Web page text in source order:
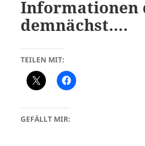
Informationen
demnächst….
TEILEN MIT:
GEFÄLLT MIR: